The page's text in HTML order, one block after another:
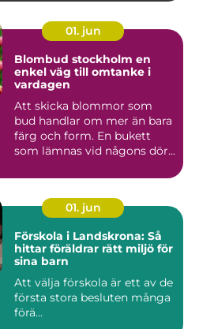
01. jun
Blombud stockholm en
enkel väg till omtanke i
vardagen
Att skicka blommor som
bud handlar om mer än bara
färg och form. En bukett
som lämnas vid någons dör...
01. jun
Förskola i Landskrona: Så
hittar föräldrar rätt miljö för
sina barn
Att välja förskola är ett av de
första stora besluten många
förä...